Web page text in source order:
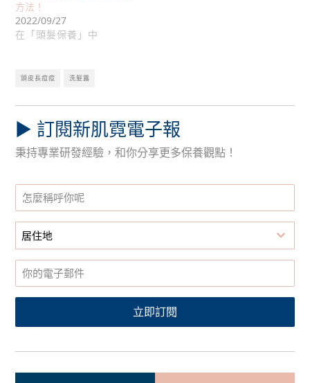
方法！
2022/09/27
在「頭髮保養」中
頭皮長痘痘 洗髮露
▶︎ 訂閱新肌霓電子報
秉持專業研發經驗，和你分享更多保養觀點！
居住地
立即訂閱